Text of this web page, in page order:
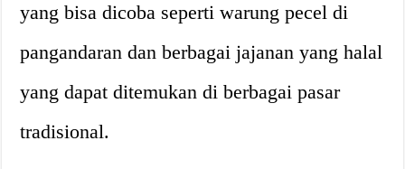
yang bisa dicoba seperti warung pecel di
pangandaran dan berbagai jajanan yang halal
yang dapat ditemukan di berbagai pasar
tradisional.